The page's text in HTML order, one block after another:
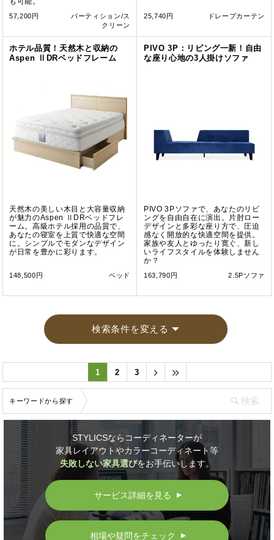
57,200円
パーティション/ス
クリーン
25,740円 ドレープカーテン
ホテル品質！天然木と収納の
Aspen ⅡDRベッドフレーム
天然木の美しい木目と大容量収納
が魅力のAspen ⅡDRベッドフレ
ーム。高級ホテル採用の品質で、
あなたの寝室を上質で快適な空間
に。シンプルでモダンなデザイン
が日常を豊かに彩ります。
148,500円 ベッド
PIVO 3P：リビング一新！自由
な座り心地の3人掛けソファ
PIVO 3Pソファで、あなたのリビ
ングを自由自在に演出。片肘ロー
デザインと多彩な座り方で、圧迫
感なく開放的な快適空間を提供。
家族や友人とゆったり寛ぐ、新し
いライフスタイルを体験しません
か？
163,790円 2.5Pソファ
検索条件を変える
1 2 3
キーワードから探す
STYLICSならコーディネーターが
家具レイアウトやカラーコーディネート等
失敗しない家具選びをお手伝いします。
サービス詳細を見る ▲
相場や疑問をチェック ▲